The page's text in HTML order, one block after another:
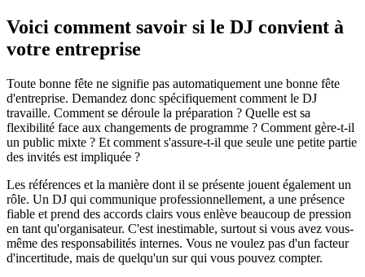
Voici comment savoir si le DJ convient à
votre entreprise
Toute bonne fête ne signifie pas automatiquement une bonne fête
d'entreprise. Demandez donc spécifiquement comment le DJ
travaille. Comment se déroule la préparation ? Quelle est sa
flexibilité face aux changements de programme ? Comment gère-t-il
un public mixte ? Et comment s'assure-t-il que seule une petite partie
des invités est impliquée ?
Les références et la manière dont il se présente jouent également un
rôle. Un DJ qui communique professionnellement, a une présence
fiable et prend des accords clairs vous enlève beaucoup de pression
en tant qu'organisateur. C'est inestimable, surtout si vous avez vous-
même des responsabilités internes. Vous ne voulez pas d'un facteur
d'incertitude, mais de quelqu'un sur qui vous pouvez compter.